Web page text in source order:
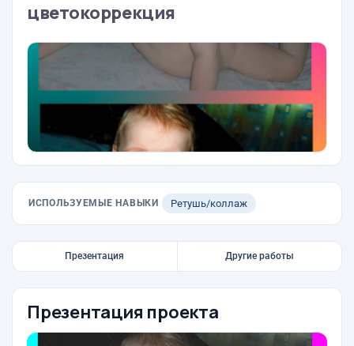
цветокоррекция
ИСПОЛЬЗУЕМЫЕ НАВЫКИ Ретушь/коллаж
Презентация Другие работы
Презентация проекта